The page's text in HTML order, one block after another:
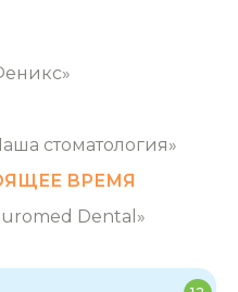
стоматология»
ВРЕМЯ
Dental»